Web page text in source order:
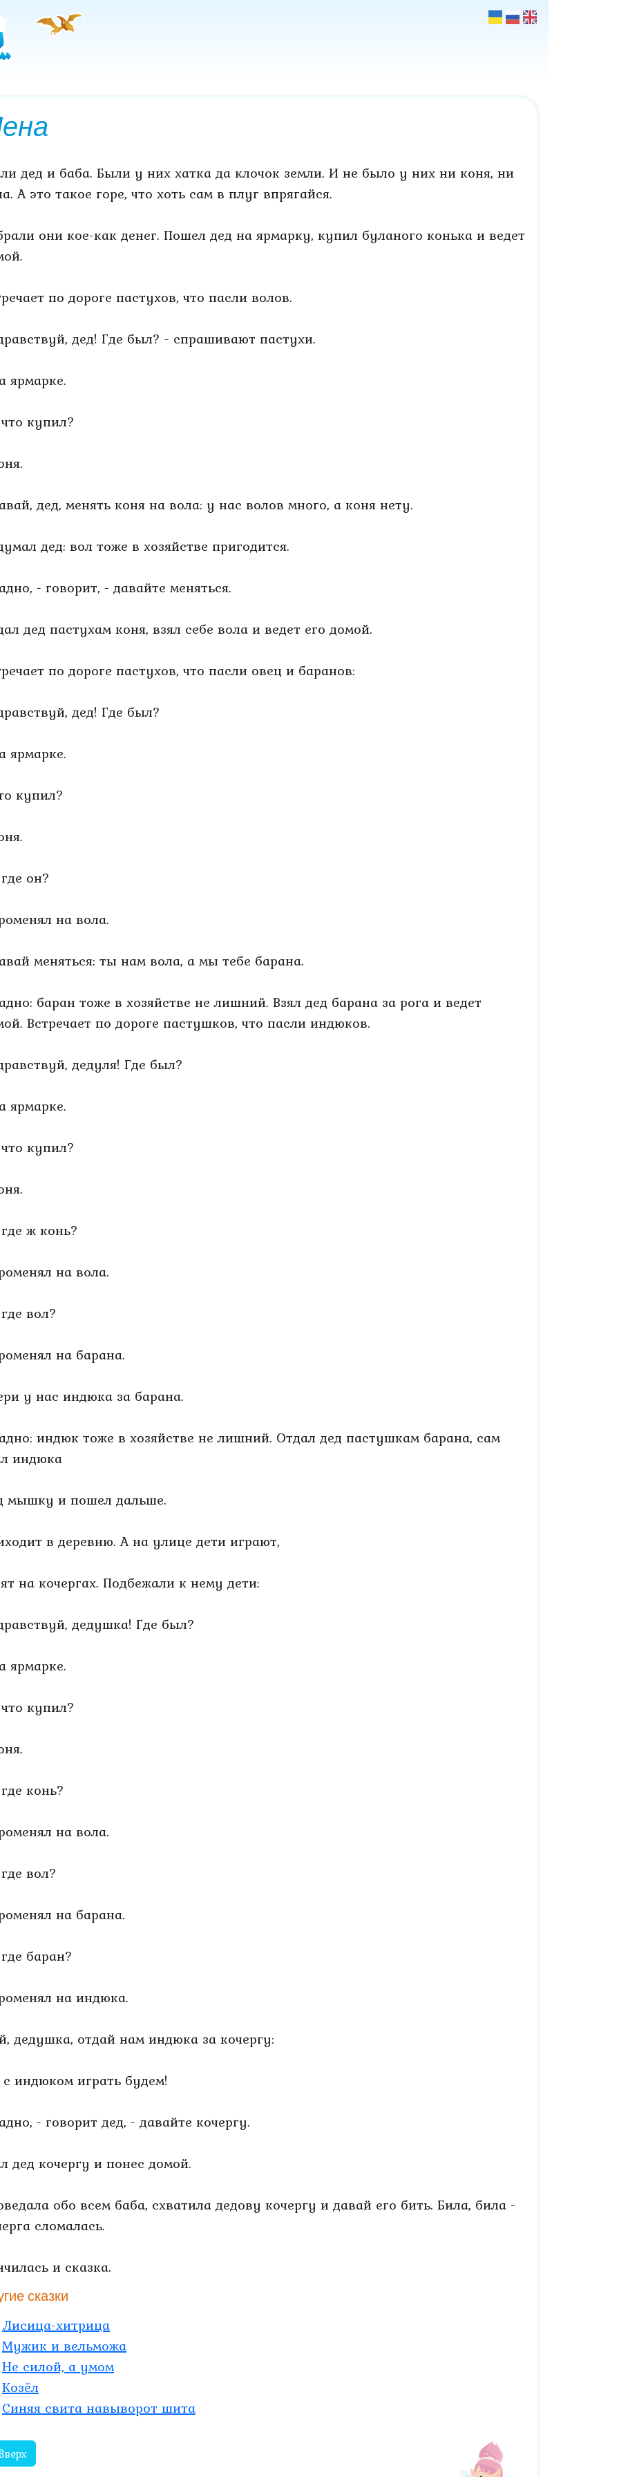
дед и баба. Были у них хатка да клочок земли. И не было у них ни коня, ни
А это такое горе, что хоть сам в плуг впрягайся.
они кое-как денег. Пошел дед на ярмарку, купил буланого конька и ведет
по дороге пастухов, что пасли волов.
дед! Где был? - спрашивают пастухи.
ярмарке.
купил?
дед, менять коня на вола: у нас волов много, а коня нету.
дед: вол тоже в хозяйстве пригодится.
- говорит, - давайте меняться.
дед пастухам коня, взял себе вола и ведет его домой.
по дороге пастухов, что пасли овец и баранов:
дед! Где был?
ярмарке.
купил?
он?
на вола.
меняться: ты нам вола, а мы тебе барана.
баран тоже в хозяйстве не лишний. Взял дед барана за рога и ведет
Встречает по дороге пастушков, что пасли индюков.
дедуля! Где был?
ярмарке.
купил?
ж конь?
на вола.
вол?
на барана.
у нас индюка за барана.
индюк тоже в хозяйстве не лишний. Отдал дед пастушкам барана, сам
индюка
мышку и пошел дальше.
в деревню. А на улице дети играют,
на кочергах. Подбежали к нему дети:
дедушка! Где был?
ярмарке.
купил?
конь?
на вола.
вол?
на барана.
баран?
на индюка.
дедушка, отдай нам индюка за кочергу:
индюком играть будем!
- говорит дед, - давайте кочергу.
дед кочергу и понес домой.
обо всем баба, схватила дедову кочергу и давай его бить. Била, била -
сломалась.
и сказка.
сказки
Лисица-хитрица
Мужик и вельможа
Не силой, а умом
Козёл
Синяя свита навыворот шита